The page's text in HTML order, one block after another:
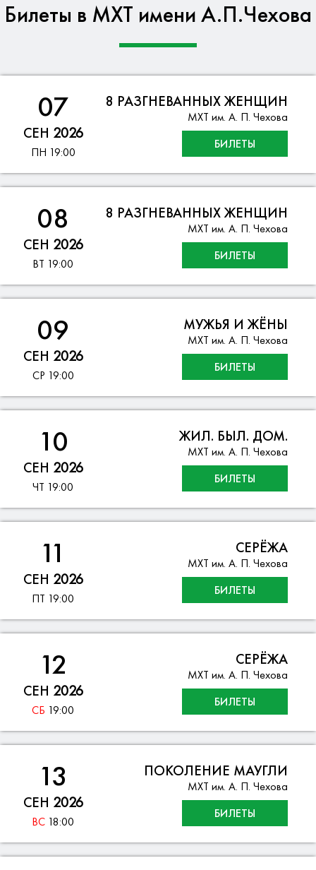
Гарантия безопасности данных
Билеты в МХТ имени А.П.Чехова
07
СЕН 2026
ПН 19:00
8 РАЗГНЕВАННЫХ ЖЕНЩИН
МХТ им. А. П. Чехова
БИЛЕТЫ
08
СЕН 2026
ВТ 19:00
8 РАЗГНЕВАННЫХ ЖЕНЩИН
МХТ им. А. П. Чехова
БИЛЕТЫ
09
СЕН 2026
СР 19:00
МУЖЬЯ И ЖЁНЫ
МХТ им. А. П. Чехова
БИЛЕТЫ
10
СЕН 2026
ЧТ 19:00
ЖИЛ. БЫЛ. ДОМ.
МХТ им. А. П. Чехова
БИЛЕТЫ
11
СЕН 2026
ПТ 19:00
СЕРЁЖА
МХТ им. А. П. Чехова
БИЛЕТЫ
12
СЕН 2026
СБ 19:00
СЕРЁЖА
МХТ им. А. П. Чехова
БИЛЕТЫ
13
СЕН 2026
ВС 18:00
ПОКОЛЕНИЕ МАУГЛИ
МХТ им. А. П. Чехова
БИЛЕТЫ